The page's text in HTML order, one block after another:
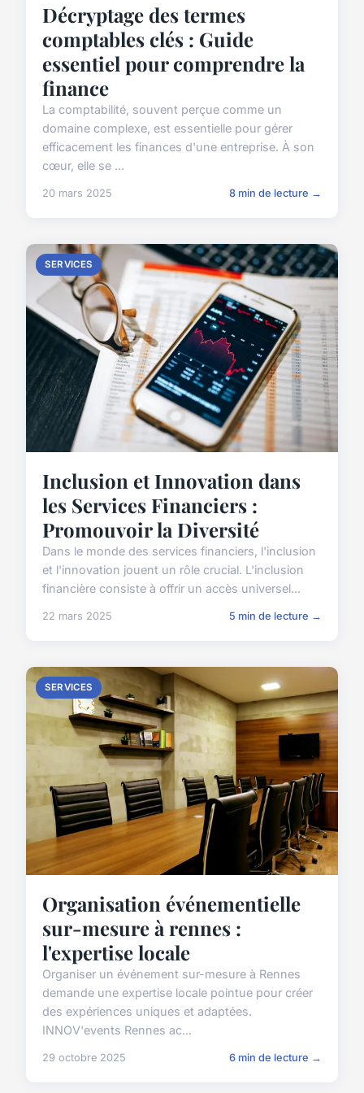
Décryptage des termes
comptables clés : Guide
essentiel pour comprendre la
finance
La comptabilité, souvent perçue comme un
domaine complexe, est essentielle pour gérer
efficacement les finances d'une entreprise. À son
cœur, elle se ...
20 mars 2025 8 min de lecture →
SERVICES
Inclusion et Innovation dans
les Services Financiers :
Promouvoir la Diversité
Dans le monde des services financiers, l'inclusion
et l'innovation jouent un rôle crucial. L'inclusion
financière consiste à offrir un accès universel...
22 mars 2025 5 min de lecture →
SERVICES
Organisation événementielle
sur-mesure à rennes :
l'expertise locale
Organiser un événement sur-mesure à Rennes
demande une expertise locale pointue pour créer
des expériences uniques et adaptées.
INNOV'events Rennes ac...
29 octobre 2025 6 min de lecture →